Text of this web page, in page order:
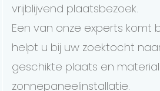
vrijblijvend plaatsbezoek.
Een van onze experts komt
helpt u bij uw zoektocht
geschikte plaats en
zonnepaneelinstallatie.